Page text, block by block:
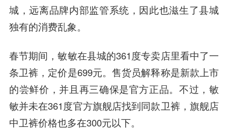
城，远离品牌内部监管系统，因此也滋生了县城
独有的消费乱象。
春节期间，敏敏在县城的361度专卖店里看中了一
条卫裤，定价是699元。售货员解释称是新款上市
的尝鲜价，并且再三确保是官方正品。不过，敏
敏并未在361度官方旗舰店找到同款卫裤，旗舰店
中卫裤价格也多在300元以下。